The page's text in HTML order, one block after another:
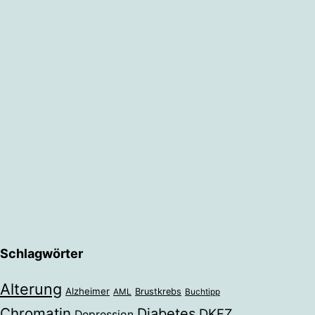
Schlagwörter
Alterung Alzheimer AML Brustkrebs Buchtipp